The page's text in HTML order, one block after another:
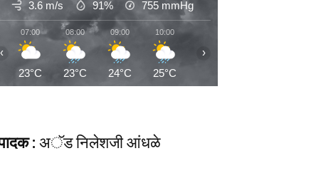
3.6 m/s 91% 755 mmHg
07:00
23°C
08:00
23°C
09:00
24°C
10:00
25°C
‹ ›
: अॅड निलेशजी आंधळे